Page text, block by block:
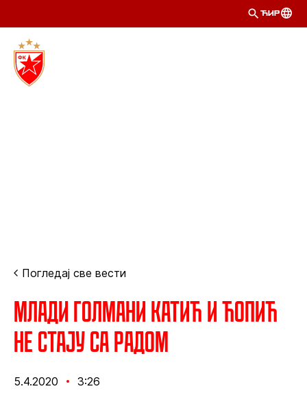
ЋИР
Погледај све вести
Млади голмани Катић и Ћопић
не стају са радом
5.4.2020 3:26